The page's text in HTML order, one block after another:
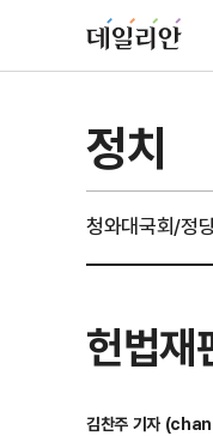
정치
청와대국회/정
헌법
김찬주 기자